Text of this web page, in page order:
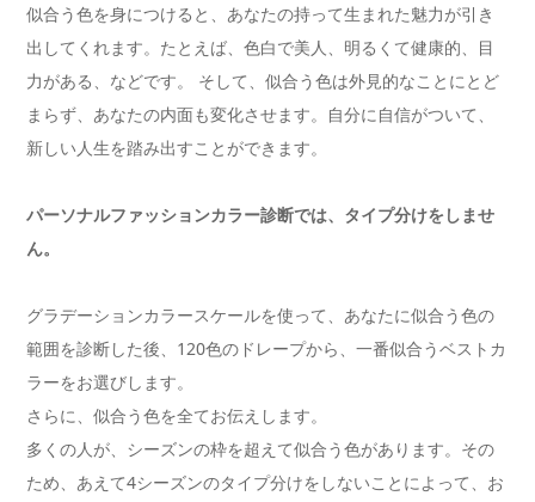
似合う色を身につけると、あなたの持って生まれた魅力が引き
出してくれます。たとえば、色白で美人、明るくて健康的、目
力がある、などです。 そして、似合う色は外見的なことにとど
まらず、あなたの内面も変化させます。自分に自信がついて、
新しい人生を踏み出すことができます。
パーソナルファッションカラー診断では、タイプ分けをしませ
ん。
グラデーションカラースケールを使って、あなたに似合う色の
範囲を診断した後、120色のドレープから、一番似合うベストカ
ラーをお選びします。
さらに、似合う色を全てお伝えします。
多くの人が、シーズンの枠を超えて似合う色があります。その
ため、あえて4シーズンのタイプ分けをしないことによって、お